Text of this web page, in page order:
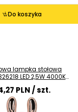
Do koszyka
lampka stołowa
LED 2,5W 4000K
czarna złota
PLN/ szt.